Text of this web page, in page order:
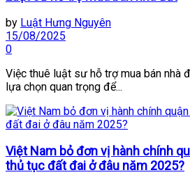
by Luật Hưng Nguyên
15/08/2025
0
Việc thuê luật sư hỗ trợ mua bán nhà
lựa chọn quan trọng để...
Việt Nam bỏ đơn vị hành chính
thủ tục đất đai ở đâu năm 2025?